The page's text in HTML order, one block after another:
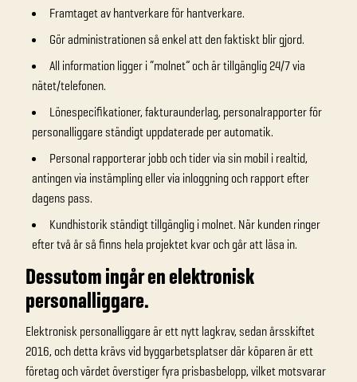
Framtaget av hantverkare för hantverkare.
Gör administrationen så enkel att den faktiskt blir gjord.
All information ligger i “molnet” och är tillgänglig 24/7 via
nätet/telefonen.
Lönespecifikationer, fakturaunderlag, personalrapporter för
personalliggare ständigt uppdaterade per automatik.
Personal rapporterar jobb och tider via sin mobil i realtid,
antingen via instämpling eller via inloggning och rapport efter
dagens pass.
Kundhistorik ständigt tillgänglig i molnet. När kunden ringer
efter två år så finns hela projektet kvar och går att läsa in.
Dessutom ingår en elektronisk
personalliggare.
Elektronisk personalliggare är ett nytt lagkrav, sedan årsskiftet
2016, och detta krävs vid byggarbetsplatser där köparen är ett
företag och värdet överstiger fyra prisbasbelopp, vilket motsvarar